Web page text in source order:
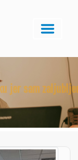
sam zaljubljena